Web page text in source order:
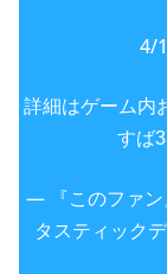
4/
詳細はゲーム内
すば
— 『このファン
タスティック